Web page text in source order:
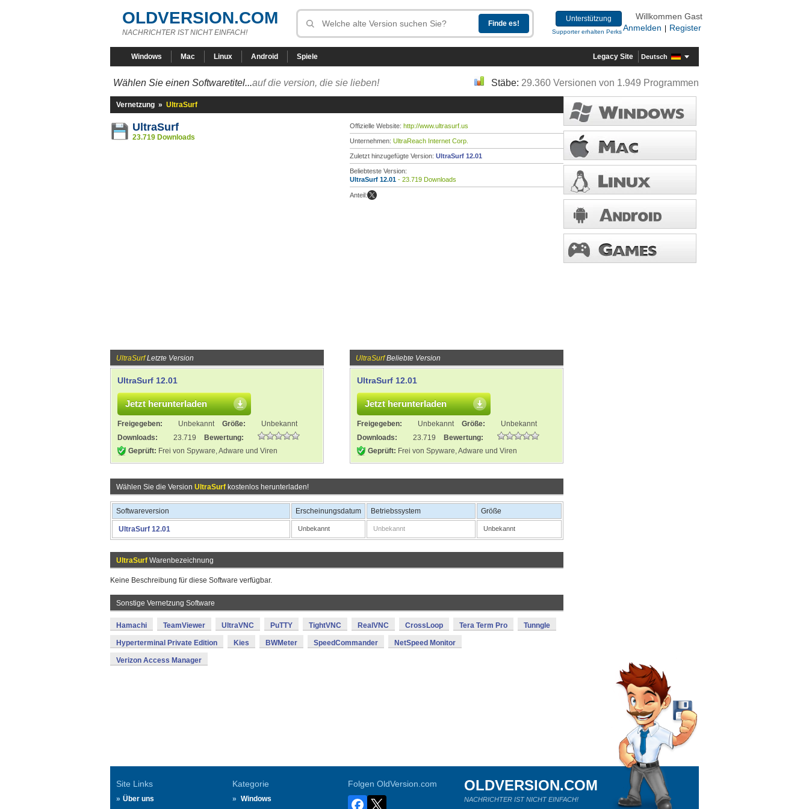
OLDVERSION.COM
NACHRICHTER IST NICHT EINFACH!
Unterstützung
Supporter erhalten Perks
Willkommen Gast
Anmelden
Register
Windows Mac Linux Android Spiele Legacy Site Deutsch
Wählen Sie einen Softwaretitel...auf die version, die sie lieben! Stäbe: 29.360 Versionen von 1.949 Programmen
Vernetzung » UltraSurf
UltraSurf
23.719 Downloads
Offizielle Website: http://www.ultrasurf.us
Unternehmen: UltraReach Internet Corp.
Zuletzt hinzugefügte Version: UltraSurf 12.01
Beliebteste Version:
UltraSurf 12.01 - 23.719 Downloads
Anteil:
UltraSurfLetzte Version
UltraSurf 12.01
Jetzt herunterladen
Freigegeben: Unbekannt Größe:
Unbekannt
Downloads:
23.719
Bewertung:
Geprüft: Frei von Spyware, Adware und Viren
UltraSurfBeliebte Version
UltraSurf 12.01
Jetzt herunterladen
Freigegeben: Unbekannt Größe:
Unbekannt
Downloads:
23.719
Bewertung:
Geprüft: Frei von Spyware, Adware und Viren
Wählen Sie die Version UltraSurf kostenlos herunterladen!
Softwareversion Erscheinungsdatum Betriebssystem Größe
UltraSurf 12.01 Unbekannt Unbekannt Unbekannt
UltraSurf Warenbezeichnung
Keine Beschreibung für diese Software verfügbar.
Sonstige Vernetzung Software
Hamachi TeamViewer UltraVNC PuTTY TightVNC RealVNC CrossLoop Tera Term Pro Tunngle
Hyperterminal Private Edition Kies BWMeter SpeedCommander NetSpeed Monitor
Verizon Access Manager
Site Links
Über uns
Kategorie
Windows
Folgen OldVersion.com OLDVERSION.COM
NACHRICHTER IST NICHT EINFACH!